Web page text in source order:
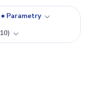
Parametry
10